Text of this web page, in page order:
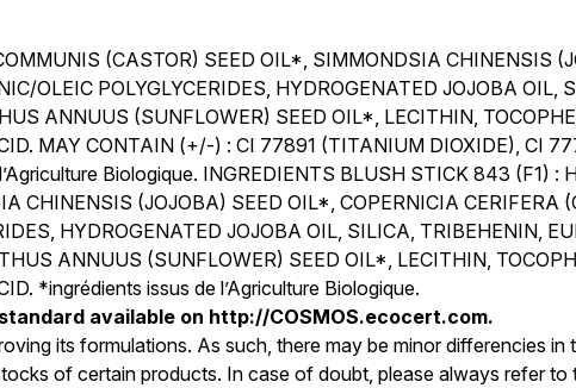
(CASTOR) SEED OIL*, SIMMONDSIA CHINENSIS
OLEIC POLYGLYCERIDES, HYDROGENATED JOJOBA OIL,
ANNUUS (SUNFLOWER) SEED OIL*, LECITHIN,
MAY CONTAIN (+/-) : CI 77891 (TITANIUM DIOXIDE), CI
Biologique. INGREDIENTS BLUSH STICK 843 (F1) :
CHINENSIS (JOJOBA) SEED OIL*, COPERNICIA CERIFERA
HYDROGENATED JOJOBA OIL, SILICA, TRIBEHENIN,
ANNUUS (SUNFLOWER) SEED OIL*, LECITHIN,
*ingrédients issus de l’Agriculture Biologique.
available on http://COSMOS.ecocert.com.
its formulations. As such, there may be minor differencies in
of certain products. In case of doubt, please always refer to